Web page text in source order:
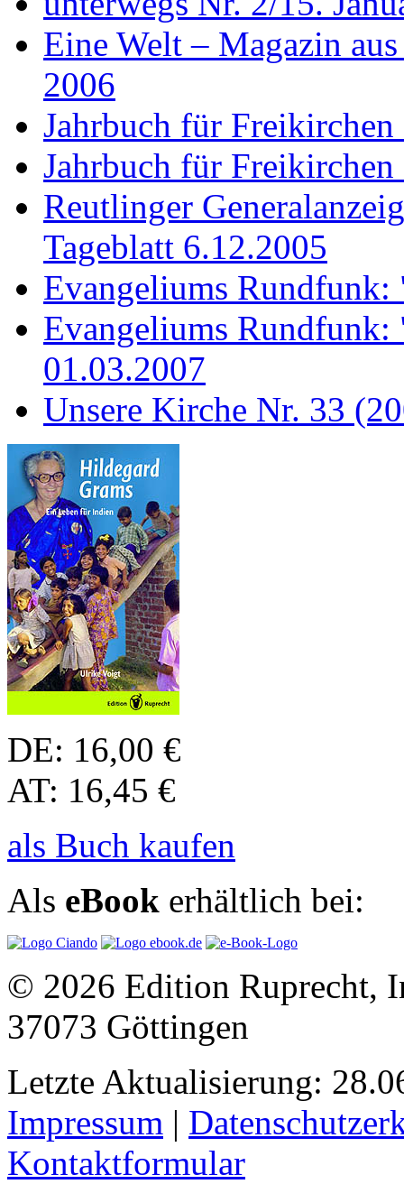
Eine Welt – Magazin
2006
Jahrbuch für
Jahrbuch für
Reutlinger
Tageblatt 6.12.2005
Evangeliums Rundfunk:
Evangeliums
01.03.2007
Unsere Kirche Nr. 33
DE: 16,00 €
AT: 16,45 €
als Buch kaufen
Als eBook erhältlich bei:
© 2026 Edition Ruprecht,
37073 Göttingen
Letzte Aktualisierung:
Impressum |
Kontaktformular